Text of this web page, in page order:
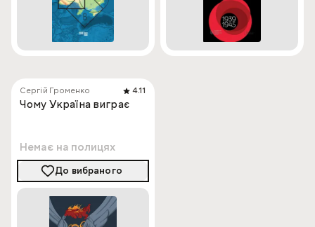
Сергій Громенко 4.11
Чому Україна виграє
Немає на полицях
До вибраного